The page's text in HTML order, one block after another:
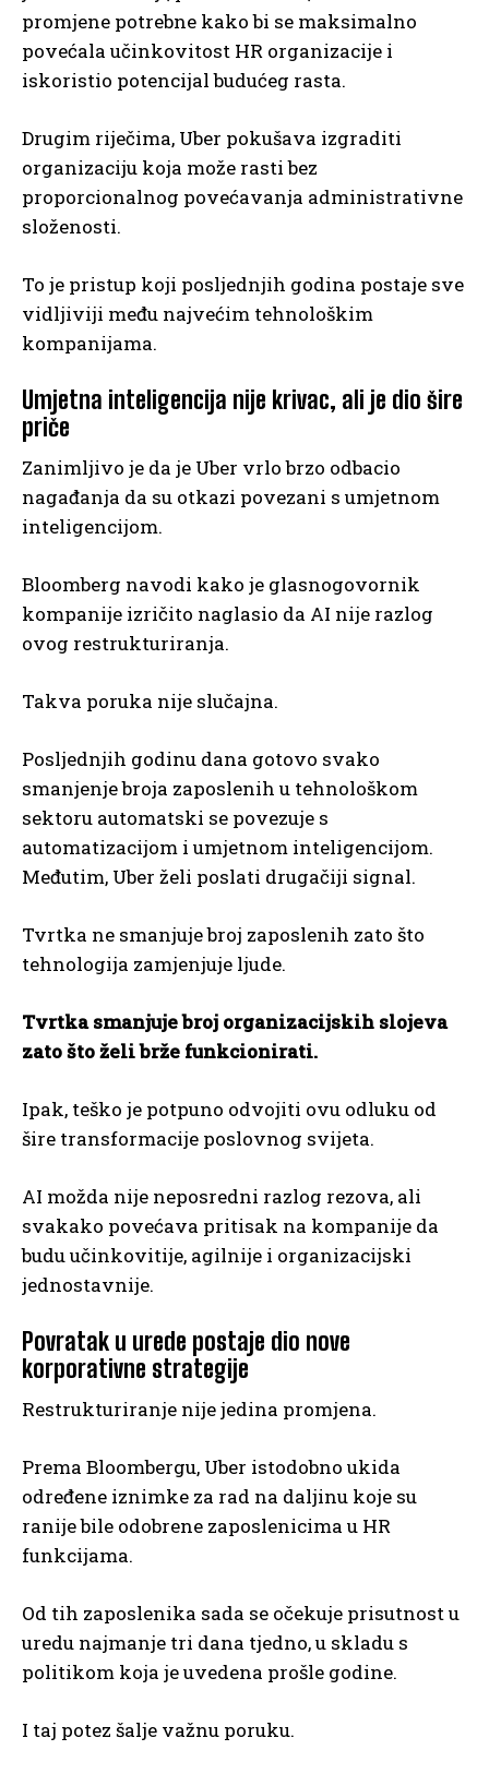
promjene potrebne kako bi se maksimalno
povećala učinkovitost HR organizacije i
iskoristio potencijal budućeg rasta.
Drugim riječima, Uber pokušava izgraditi
organizaciju koja može rasti bez
proporcionalnog povećavanja administrativne
složenosti.
To je pristup koji posljednjih godina postaje sve
vidljiviji među najvećim tehnološkim
kompanijama.
Umjetna inteligencija nije krivac, ali je dio šire
priče
Zanimljivo je da je Uber vrlo brzo odbacio
nagađanja da su otkazi povezani s umjetnom
inteligencijom.
Bloomberg navodi kako je glasnogovornik
kompanije izričito naglasio da AI nije razlog
ovog restrukturiranja.
Takva poruka nije slučajna.
Posljednjih godinu dana gotovo svako
smanjenje broja zaposlenih u tehnološkom
sektoru automatski se povezuje s
automatizacijom i umjetnom inteligencijom.
Međutim, Uber želi poslati drugačiji signal.
Tvrtka ne smanjuje broj zaposlenih zato što
tehnologija zamjenjuje ljude.
Tvrtka smanjuje broj organizacijskih slojeva
zato što želi brže funkcionirati.
Ipak, teško je potpuno odvojiti ovu odluku od
šire transformacije poslovnog svijeta.
AI možda nije neposredni razlog rezova, ali
svakako povećava pritisak na kompanije da
budu učinkovitije, agilnije i organizacijski
jednostavnije.
Povratak u urede postaje dio nove
korporativne strategije
Restrukturiranje nije jedina promjena.
Prema Bloombergu, Uber istodobno ukida
određene iznimke za rad na daljinu koje su
ranije bile odobrene zaposlenicima u HR
funkcijama.
Od tih zaposlenika sada se očekuje prisutnost u
uredu najmanje tri dana tjedno, u skladu s
politikom koja je uvedena prošle godine.
I taj potez šalje važnu poruku.